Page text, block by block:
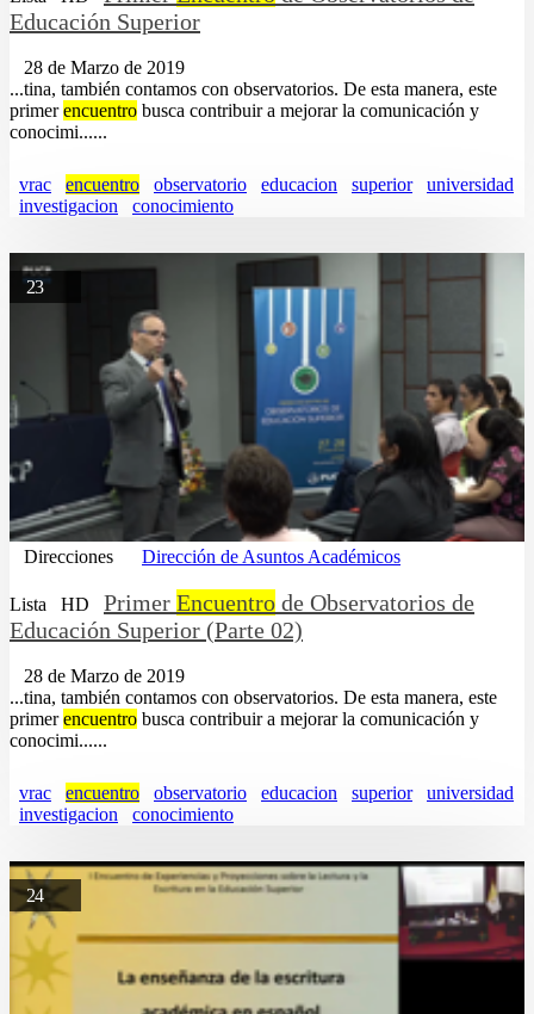
Educación Superior
28 de Marzo de 2019
...tina, también contamos con observatorios. De esta manera, este
primerencuentro busca contribuir a mejorar la comunicación y
conocimi......
vrac encuentro observatorio educacion superior
universidad
investigacion
conocimiento
23
Direcciones Dirección de Asuntos Académicos
Lista HD Primer Encuentro de Observatorios de
Educación Superior (Parte 02)
28 de Marzo de 2019
...tina, también contamos con observatorios. De esta manera, este
primerencuentro busca contribuir a mejorar la comunicación y
conocimi......
vrac encuentro observatorio educacion superior
universidad
investigacion
conocimiento
24